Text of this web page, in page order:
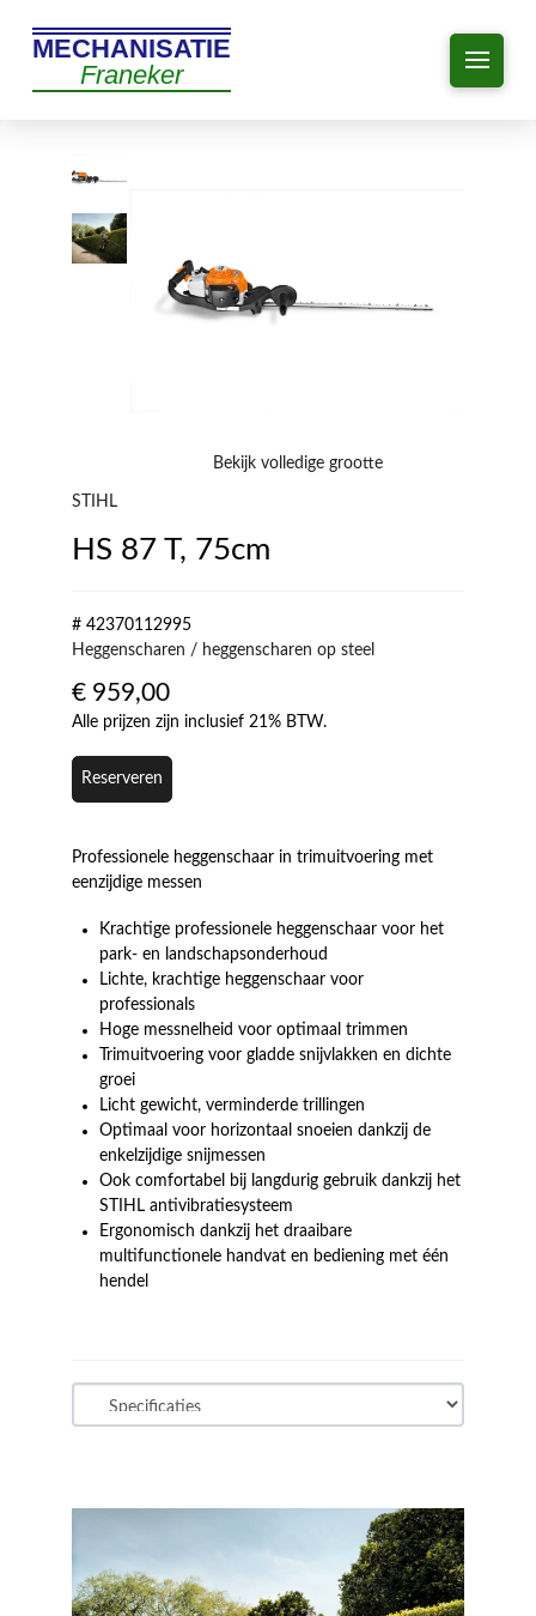
MECHANISATIE
Franeker
Bekijk volledige grootte
STIHL
HS 87 T, 75cm
# 42370112995
Heggenscharen / heggenscharen op steel
€ 959,00
Alle prijzen zijn inclusief 21% BTW.
Reserveren
Professionele heggenschaar in trimuitvoering met
eenzijdige messen
Krachtige professionele heggenschaar voor het
park- en landschapsonderhoud
Lichte, krachtige heggenschaar voor
professionals
Hoge messnelheid voor optimaal trimmen
Trimuitvoering voor gladde snijvlakken en dichte
groei
Licht gewicht, verminderde trillingen
Optimaal voor horizontaal snoeien dankzij de
enkelzijdige snijmessen
Ook comfortabel bij langdurig gebruik dankzij het
STIHL antivibratiesysteem
Ergonomisch dankzij het draaibare
multifunctionele handvat en bediening met één
hendel